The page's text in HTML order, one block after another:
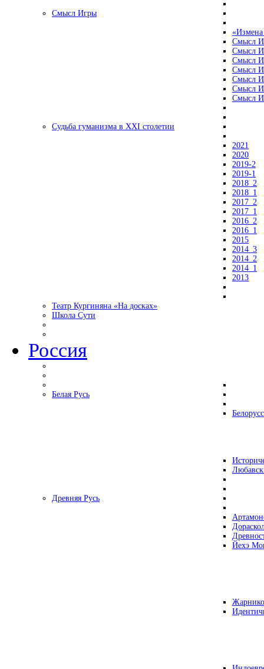
Смысл Игры
«Измена
Смысл
Смысл
Смысл
Смысл
Смысл
Смысл
Смысл
Судьба гуманизма в XXI столетии
2021
2020
2019-2
2019-1
2018_2
2018_1
2017_2
2017_1
2016_2
2016_1
2015
2014_3
2014_2
2014_1
2013
Театр Кургиняна «На досках»
Школа Сути
Россия
Белая Русь
Древняя Русь
Йехэ